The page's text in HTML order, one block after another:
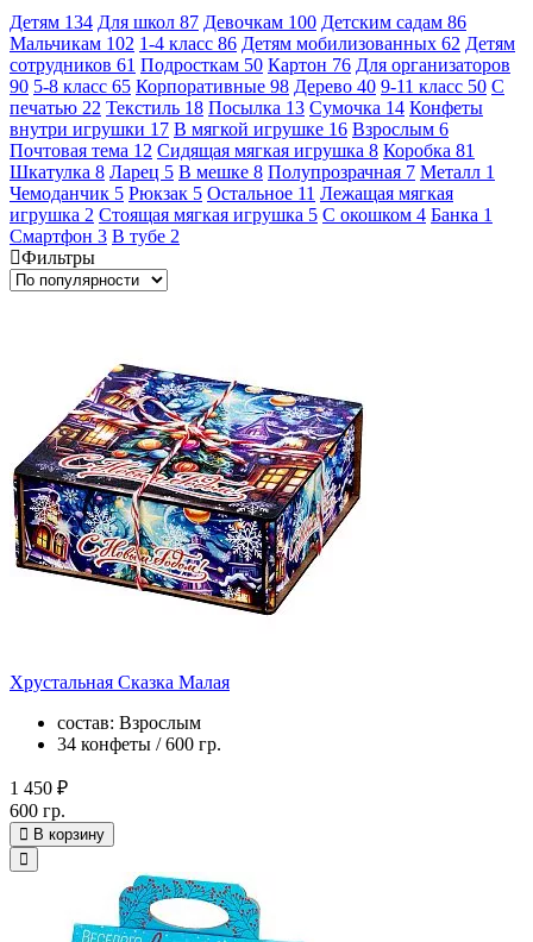
Детям 134 Для школ 87 Девочкам 100 Детским садам 86
Мальчикам 102 1-4 класс 86 Детям мобилизованных 62 Детям
сотрудников 61 Подросткам 50 Картон 76 Для организаторов
90 5-8 класс 65 Корпоративные 98 Дерево 40 9-11 класс 50 С
печатью 22 Текстиль 18 Посылка 13 Сумочка 14 Конфеты
внутри игрушки 17 В мягкой игрушке 16 Взрослым 6
Почтовая тема 12 Сидящая мягкая игрушка 8 Коробка 81
Шкатулка 8 Ларец 5 В мешке 8 Полупрозрачная 7 Металл 1
Чемоданчик 5 Рюкзак 5 Остальное 11 Лежащая мягкая
игрушка 2 Стоящая мягкая игрушка 5 С окошком 4 Банка 1
Смартфон 3 В тубе 2
Фильтры
Хрустальная Сказка Малая
состав: Взрослым
34 конфеты / 600 гр.
1 450 ₽
600 гр.
В корзину